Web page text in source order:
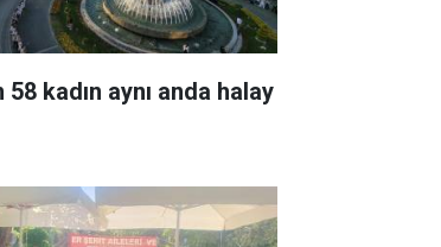
58 kadın aynı anda halay